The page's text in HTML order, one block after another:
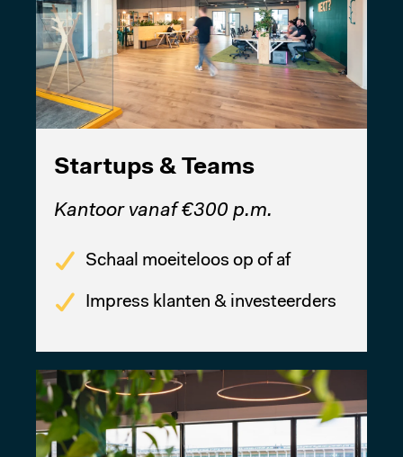
Startups & Teams
Kantoor vanaf €300 p.m.
Schaal moeiteloos op of af
Impress klanten & investeerders